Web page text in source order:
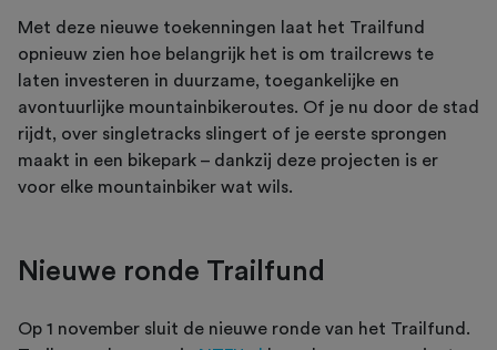
Met deze nieuwe toekenningen laat het Trailfund
opnieuw zien hoe belangrijk het is om trailcrews te
laten investeren in duurzame, toegankelijke en
avontuurlijke mountainbikeroutes. Of je nu door de stad
rijdt, over singletracks slingert of je eerste sprongen
maakt in een bikepark – dankzij deze projecten is er
voor elke mountainbiker wat wils.
Nieuwe ronde Trailfund
Op 1 november sluit de nieuwe ronde van het Trailfund.